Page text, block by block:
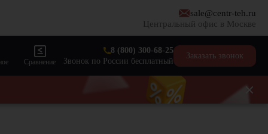
sale@centr-teh.ru
Центральный офис в Москве
Сравнение
8 (800) 300-68-25
Звонок по России бесплатный
Заказать звонок